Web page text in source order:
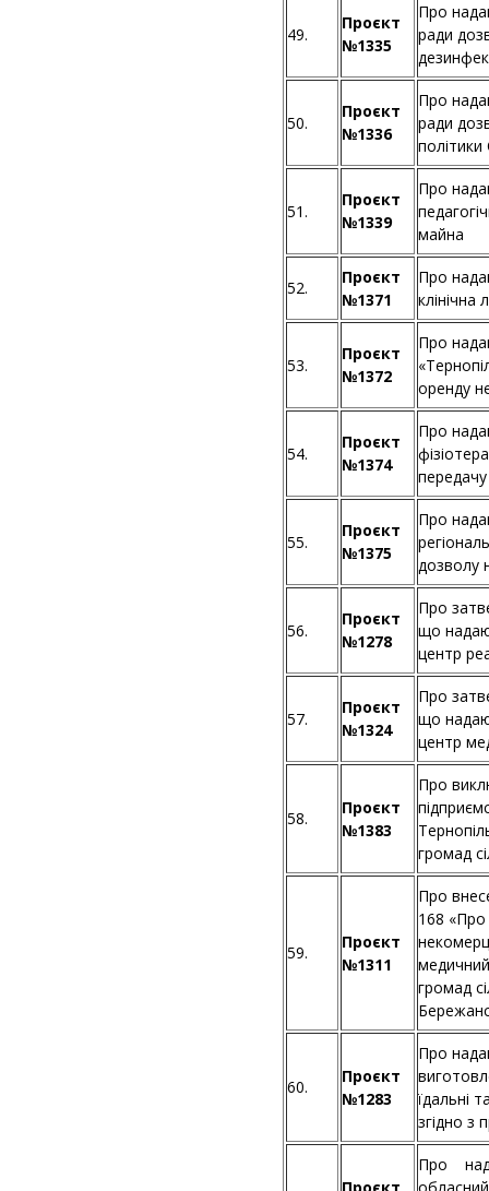
49.
Проєкт
№1335
Про
ради
50.
Проєкт
№1336
Про
ради
51.
Проєкт
№1339
Про
майна
52.
Проєкт
№1371
Про
клінічна
53.
Проєкт
№1372
Про
оренду
54.
Проєкт
№1374
Про
55.
Проєкт
№1375
Про
дозволу
56.
Проєкт
№1278
Про
що
центр
57.
Проєкт
№1324
Про
що
центр
58.
Проєкт
№1383
Про
громад
59.
Проєкт
№1311
Про
168 «Про
медичний
громад
60.
Проєкт
№1283
Про
їдальні
згідно з
Про